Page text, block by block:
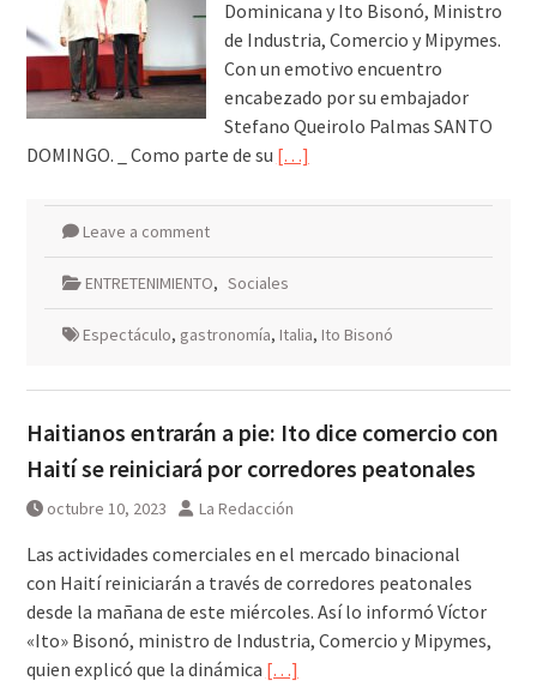
Dominicana y Ito Bisonó, Ministro
de Industria, Comercio y Mipymes.
Con un emotivo encuentro
encabezado por su embajador
Stefano Queirolo Palmas SANTO
DOMINGO. _ Como parte de su […]
Leave a comment
ENTRETENIMIENTO, Sociales
Espectáculo, gastronomía, Italia, Ito Bisonó
Haitianos entrarán a pie: Ito dice comercio con
Haití se reiniciará por corredores peatonales
octubre 10, 2023 La Redacción
Las actividades comerciales en el mercado binacional
con Haití reiniciarán a través de corredores peatonales
desde la mañana de este miércoles. Así lo informó Víctor
«Ito» Bisonó, ministro de Industria, Comercio y Mipymes,
quien explicó que la dinámica […]